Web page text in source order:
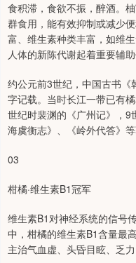
食积滞，食欲不振，醉酒。
群食用，能有效抑制或减少
富、维生素种类丰富，如维
人体的新陈代谢起着重要辅助
约公元前3世纪，中国古书《
字记载。当时长江一带已有
世纪时裴渊的《广州记》，
海虞衡志》、《岭外代答》
03
柑橘·维生素B1冠军
维生素B1对神经系统的信号
中，柑橘的维生素B1含量最
主治气血虚、头昏目眩、乏